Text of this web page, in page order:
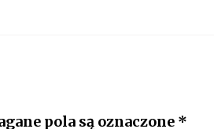
pola są oznaczone *